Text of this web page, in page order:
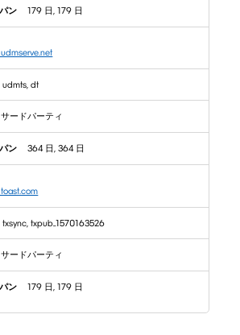
179 日, 179 日
udmserve.net
udmts, dt
サードパーティ
364 日, 364 日
toast.com
txsync, txpub_1570163526
サードパーティ
179 日, 179 日